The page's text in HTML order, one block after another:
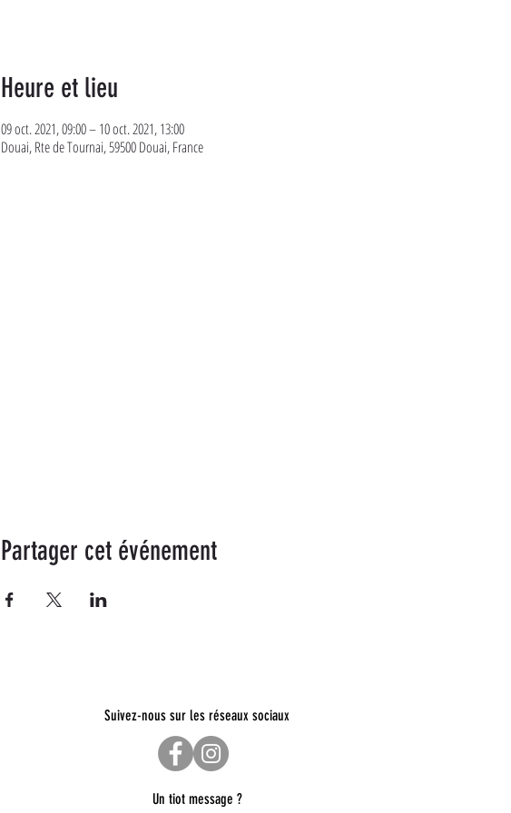
Heure et lieu
09 oct. 2021, 09:00 – 10 oct. 2021, 13:00
Douai, Rte de Tournai, 59500 Douai, France
Partager cet événement
Suivez-nous sur les réseaux sociaux
Un tiot message ?